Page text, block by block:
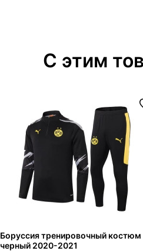
С этим
Боруссия тренировочный костюм
черный 2020-2021